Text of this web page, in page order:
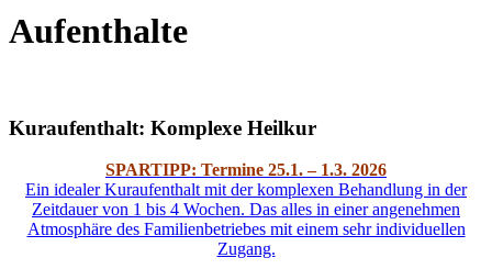
Aufenthalte
Kuraufenthalt: Komplexe Heilkur
SPARTIPP: Termine 25.1. – 1.3. 2026
Ein idealer Kuraufenthalt mit der komplexen Behandlung in der
Zeitdauer von 1 bis 4 Wochen. Das alles in einer angenehmen
Atmosphäre des Familienbetriebes mit einem sehr individuellen
Zugang.